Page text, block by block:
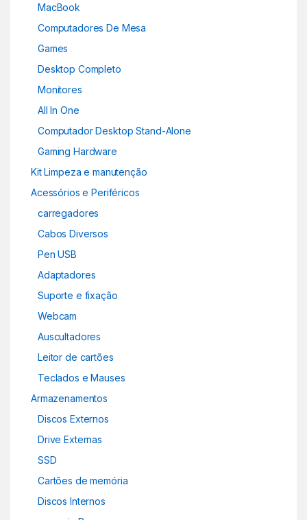
MacBook
Computadores De Mesa
Games
Desktop Completo
Monitores
All In One
Computador Desktop Stand-Alone
Gaming Hardware
Kit Limpeza e manutenção
Acessórios e Periféricos
carregadores
Cabos Diversos
Pen USB
Adaptadores
Suporte e fixação
Webcam
Auscultadores
Leitor de cartões
Teclados e Mauses
Armazenamentos
Discos Externos
Drive Externas
SSD
Cartões de memória
Discos Internos